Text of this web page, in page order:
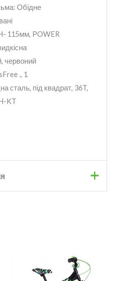
Обідне
115мм, POWER
червоний
., 1
сталь, під квадрат, 36T,
KT